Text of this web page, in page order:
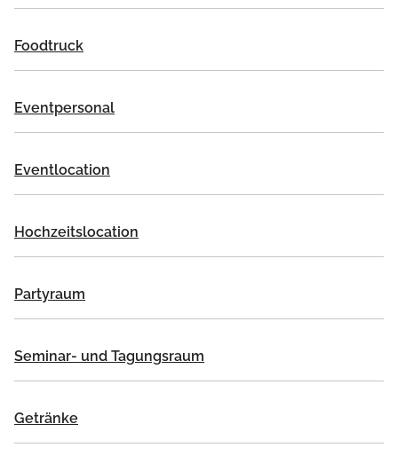
Foodtruck
Eventpersonal
Eventlocation
Hochzeitslocation
Partyraum
Seminar- und Tagungsraum
Getränke